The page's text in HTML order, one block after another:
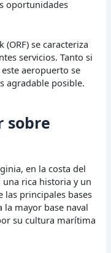
oportunidades
se caracteriza
servicios. Tanto si
aeropuerto se
agradable posible.
sobre
en la costa del
rica historia y un
las principales bases
la mayor base naval
su cultura marítima